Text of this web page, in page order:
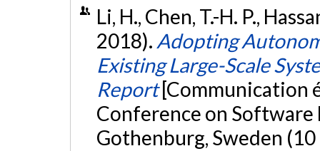
Li, H., Chen, T.-H. P.,
2018). Adopting
Existing Large-Scale
Report [Communication
Conference on Software
Gothenburg, Sweden